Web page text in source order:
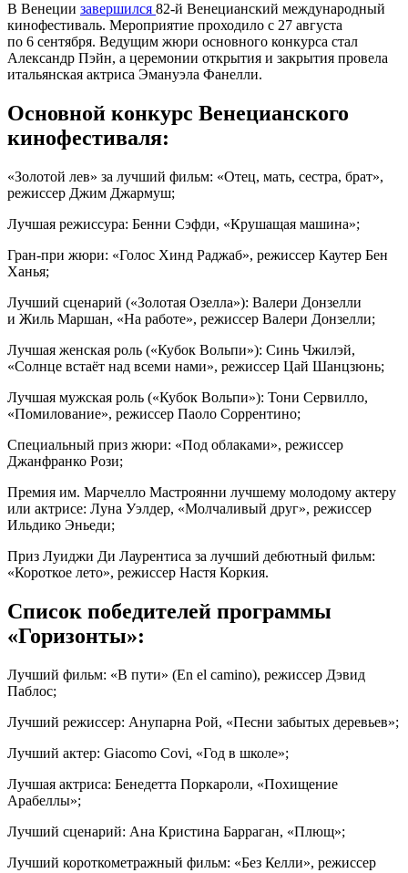
В Венеции завершился 82-й Венецианский международный
кинофестиваль. Мероприятие проходило с 27 августа
по 6 сентября. Ведущим жюри основного конкурса стал
Александр Пэйн, а церемонии открытия и закрытия провела
итальянская актриса Эмануэла Фанелли.
Основной конкурс Венецианского
кинофестиваля:
«Золотой лев» за лучший фильм: «Отец, мать, сестра, брат»,
режиссер Джим Джармуш;
Лучшая режиссура: Бенни Сэфди, «Крушащая машина»;
Гран-при жюри: «Голос Хинд Раджаб», режиссер Каутер Бен
Ханья;
Лучший сценарий («Золотая Озелла»): Валери Донзелли
и Жиль Маршан, «На работе», режиссер Валери Донзелли;
Лучшая женская роль («Кубок Вольпи»): Синь Чжилэй,
«Солнце встаёт над всеми нами», режиссер Цай Шанцзюнь;
Лучшая мужская роль («Кубок Вольпи»): Тони Сервилло,
«Помилование», режиссер Паоло Соррентино;
Специальный приз жюри: «Под облаками», режиссер
Джанфранко Рози;
Премия им. Марчелло Мастроянни лучшему молодому актеру
или актрисе: Луна Уэлдер, «Молчаливый друг», режиссер
Ильдико Эньеди;
Приз Луиджи Ди Лаурентиса за лучший дебютный фильм:
«Короткое лето», режиссер Настя Коркия.
Список победителей программы
«Горизонты»:
Лучший фильм: «В пути» (En el camino), режиссер Дэвид
Паблос;
Лучший режиссер: Анупарна Рой, «Песни забытых деревьев»;
Лучший актер: Giacomo Covi, «Год в школе»;
Лучшая актриса: Бенедетта Поркароли, «Похищение
Арабеллы»;
Лучший сценарий: Ана Кристина Барраган, «Плющ»;
Лучший короткометражный фильм: «Без Келли», режиссер